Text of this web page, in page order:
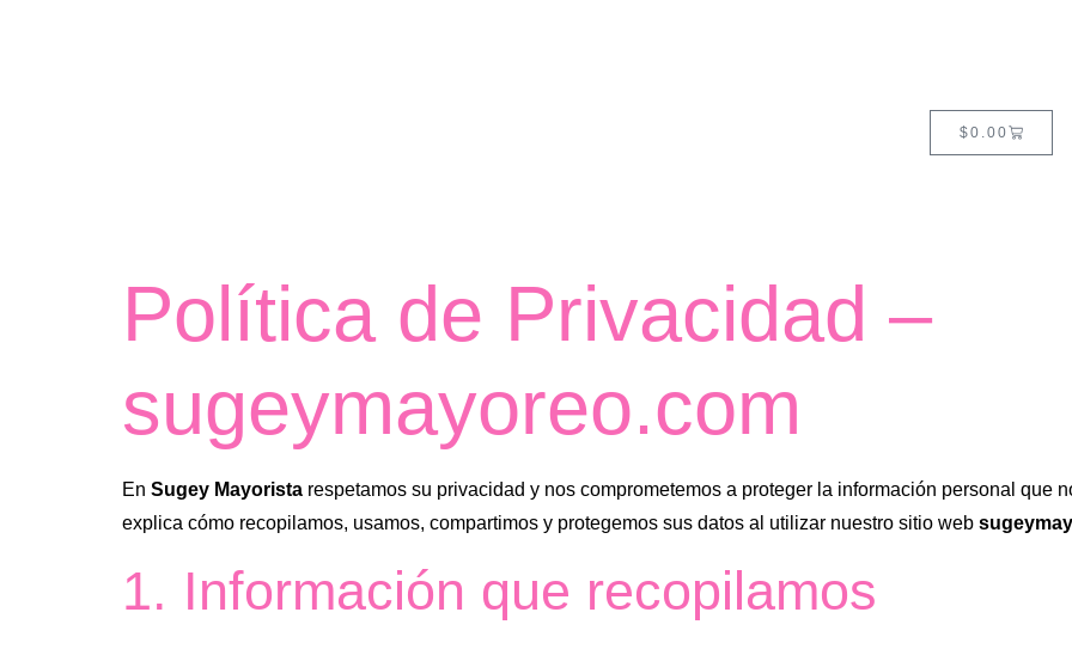
$0.00
Política de Privacidad –
sugeymayoreo.com
En Sugey Mayorista respetamos su privacidad y nos comprometemos a proteger la información personal que
explica cómo recopilamos, usamos, compartimos y protegemos sus datos al utilizar nuestro sitio web
1. Información que recopilamos